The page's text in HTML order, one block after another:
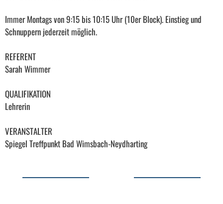
Immer Montags von 9:15 bis 10:15 Uhr (10er Block). Einstieg und
Schnuppern jederzeit möglich.
REFERENT
Sarah Wimmer
QUALIFIKATION
Lehrerin
VERANSTALTER
Spiegel Treffpunkt Bad Wimsbach-Neydharting